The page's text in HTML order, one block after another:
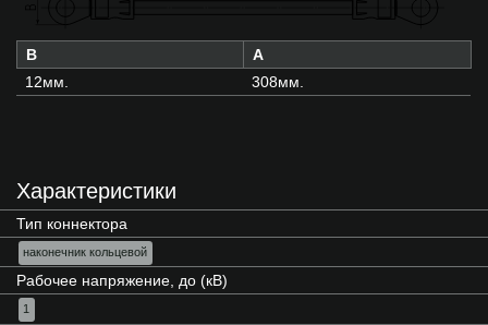
B
A
12мм.
308мм.
Характеристики
Тип коннектора
наконечник кольцевой
Рабочее напряжение, до (кВ)
1